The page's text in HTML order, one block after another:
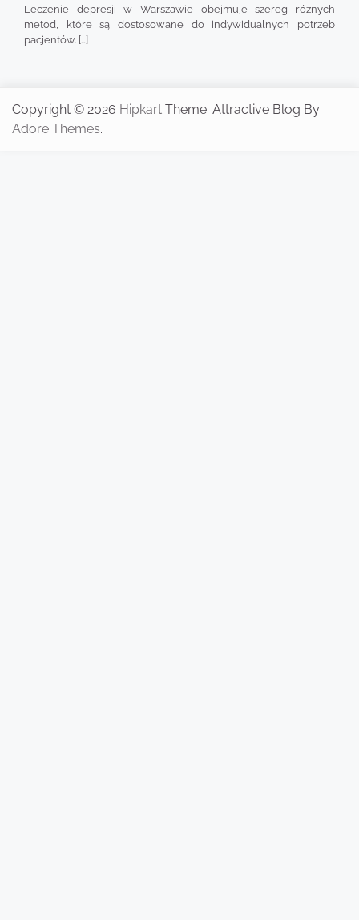
Leczenie depresji w Warszawie obejmuje szereg różnych
metod, które są dostosowane do indywidualnych potrzeb
pacjentów. […]
Copyright © 2026 Hipkart Theme: Attractive Blog By
Adore Themes.